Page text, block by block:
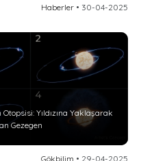
Haberler• 30-04-2025
Yıldızına Yaklaşarak
Gezegen
Gökbilim • 29-04-2025